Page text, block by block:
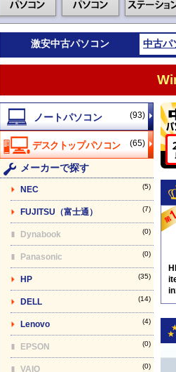
激安中古パソコン 中古パ
(93)
(65)
メーカーで探す
NEC (5)
FUJITSU（富士通） (7)
Dynabook (0)
Panasonic (0)
HP (35)
DELL (14)
Lenovo (4)
EPSON (0)
VAIO (0)